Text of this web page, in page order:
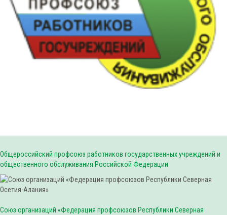
Общероссийский профсоюз работников государственных учреждений и
общественного обслуживания Российской Федерации
Союз организаций «Федерация профсоюзов Республики Северная